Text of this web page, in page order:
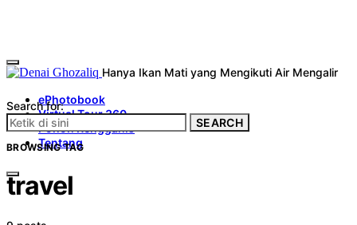
Hanya Ikan Mati yang Mengikuti Air Mengalir
ePhotobook
Virtual Tour 360
Pohon Rengganis
Tentang
Search for:
SEARCH
BROWSING TAG
travel